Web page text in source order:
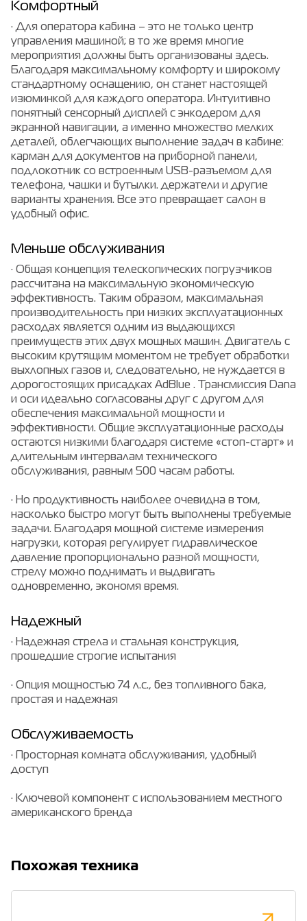
Комфортный
· Для оператора кабина – это не только центр
управления машиной; в то же время многие
мероприятия должны быть организованы здесь.
Благодаря максимальному комфорту и широкому
стандартному оснащению, он станет настоящей
изюминкой для каждого оператора. Интуитивно
понятный сенсорный дисплей с энкодером для
экранной навигации, а именно множество мелких
деталей, облегчающих выполнение задач в кабине:
карман для документов на приборной панели,
подлокотник со встроенным USB-разъемом для
телефона, чашки и бутылки. держатели и другие
варианты хранения. Все это превращает салон в
удобный офис.
Меньше обслуживания
· Общая концепция телескопических погрузчиков
рассчитана на максимальную экономическую
эффективность. Таким образом, максимальная
производительность при низких эксплуатационных
расходах является одним из выдающихся
преимуществ этих двух мощных машин. Двигатель с
высоким крутящим моментом не требует обработки
выхлопных газов и, следовательно, не нуждается в
дорогостоящих присадках AdBlue . Трансмиссия Dana
и оси идеально согласованы друг с другом для
обеспечения максимальной мощности и
эффективности. Общие эксплуатационные расходы
остаются низкими благодаря системе «стоп-старт» и
длительным интервалам технического
обслуживания, равным 500 часам работы.
· Но продуктивность наиболее очевидна в том,
насколько быстро могут быть выполнены требуемые
задачи. Благодаря мощной системе измерения
нагрузки, которая регулирует гидравлическое
давление пропорционально разной мощности,
стрелу можно поднимать и выдвигать
одновременно, экономя время.
Надежный
· Надежная стрела и стальная конструкция,
прошедшие строгие испытания
· Опция мощностью 74 л.с., без топливного бака,
простая и надежная
Обслуживаемость
· Просторная комната обслуживания, удобный
доступ
· Ключевой компонент с использованием местного
американского бренда
Похожая техника